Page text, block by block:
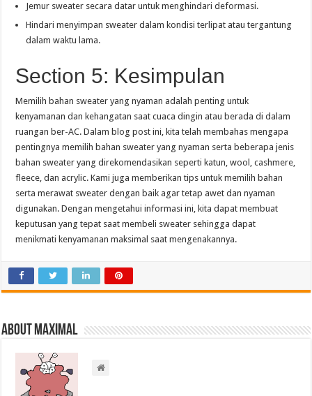
Jemur sweater secara datar untuk menghindari deformasi.
Hindari menyimpan sweater dalam kondisi terlipat atau tergantung
dalam waktu lama.
Section 5: Kesimpulan
Memilih bahan sweater yang nyaman adalah penting untuk
kenyamanan dan kehangatan saat cuaca dingin atau berada di dalam
ruangan ber-AC. Dalam blog post ini, kita telah membahas mengapa
pentingnya memilih bahan sweater yang nyaman serta beberapa jenis
bahan sweater yang direkomendasikan seperti katun, wool, cashmere,
fleece, dan acrylic. Kami juga memberikan tips untuk memilih bahan
serta merawat sweater dengan baik agar tetap awet dan nyaman
digunakan. Dengan mengetahui informasi ini, kita dapat membuat
keputusan yang tepat saat membeli sweater sehingga dapat
menikmati kenyamanan maksimal saat mengenakannya.
About Maximal